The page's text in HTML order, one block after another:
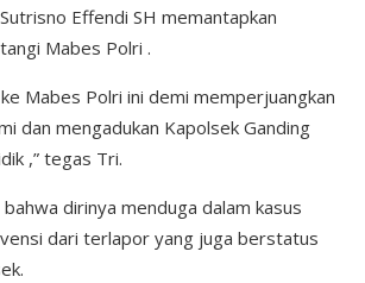
Effendi SH memantapkan
Mabes Polri .
Mabes Polri ini demi memperjuangkan
dan mengadukan Kapolsek Ganding
,” tegas Tri.
dirinya menduga dalam kasus
dari terlapor yang juga berstatus